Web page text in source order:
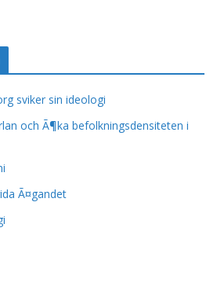
sviker sin ideologi
och Ã¶ka befolkningsdensiteten i
Ã¤gandet